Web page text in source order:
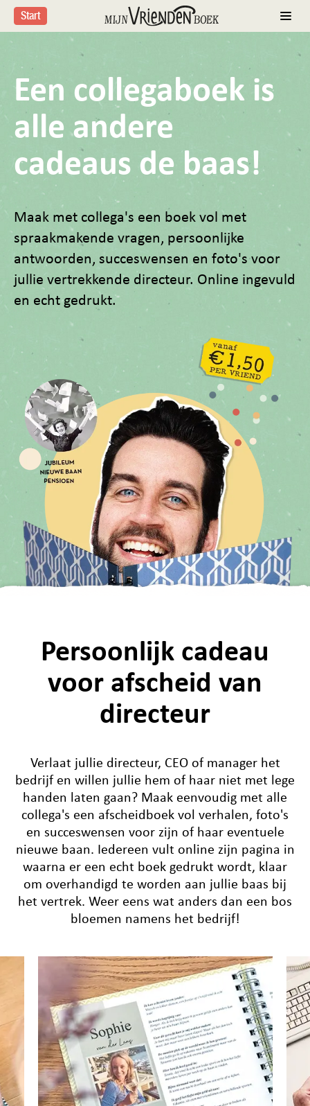
Start
Een collegaboek is
alle andere
cadeaus de baas!
Maak met collega's een boek vol met
spraakmakende vragen, persoonlijke
antwoorden, succeswensen en foto's voor
jullie vertrekkende directeur. Online ingevuld
en echt gedrukt.
Persoonlijk cadeau
voor afscheid van
directeur
Verlaat jullie directeur, CEO of manager het
bedrijf en willen jullie hem of haar niet met lege
handen laten gaan? Maak eenvoudig met alle
collega's een afscheidboek vol verhalen, foto's
en succeswensen voor zijn of haar eventuele
nieuwe baan. Iedereen vult online zijn pagina in
waarna er een echt boek gedrukt wordt, klaar
om overhandigd te worden aan jullie baas bij
het vertrek. Weer eens wat anders dan een bos
bloemen namens het bedrijf!